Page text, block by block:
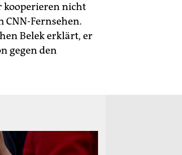
kooperieren nicht
CNN-Fernsehen.
Belek erklärt, er
gegen den